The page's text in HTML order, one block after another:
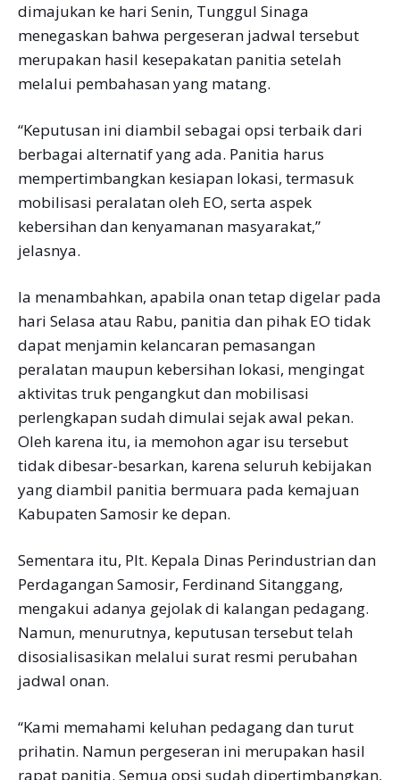
dimajukan ke hari Senin, Tunggul Sinaga
menegaskan bahwa pergeseran jadwal tersebut
merupakan hasil kesepakatan panitia setelah
melalui pembahasan yang matang.
“Keputusan ini diambil sebagai opsi terbaik dari
berbagai alternatif yang ada. Panitia harus
mempertimbangkan kesiapan lokasi, termasuk
mobilisasi peralatan oleh EO, serta aspek
kebersihan dan kenyamanan masyarakat,”
jelasnya.
Ia menambahkan, apabila onan tetap digelar pada
hari Selasa atau Rabu, panitia dan pihak EO tidak
dapat menjamin kelancaran pemasangan
peralatan maupun kebersihan lokasi, mengingat
aktivitas truk pengangkut dan mobilisasi
perlengkapan sudah dimulai sejak awal pekan.
Oleh karena itu, ia memohon agar isu tersebut
tidak dibesar-besarkan, karena seluruh kebijakan
yang diambil panitia bermuara pada kemajuan
Kabupaten Samosir ke depan.
Sementara itu, Plt. Kepala Dinas Perindustrian dan
Perdagangan Samosir, Ferdinand Sitanggang,
mengakui adanya gejolak di kalangan pedagang.
Namun, menurutnya, keputusan tersebut telah
disosialisasikan melalui surat resmi perubahan
jadwal onan.
“Kami memahami keluhan pedagang dan turut
prihatin. Namun pergeseran ini merupakan hasil
rapat panitia. Semua opsi sudah dipertimbangkan,